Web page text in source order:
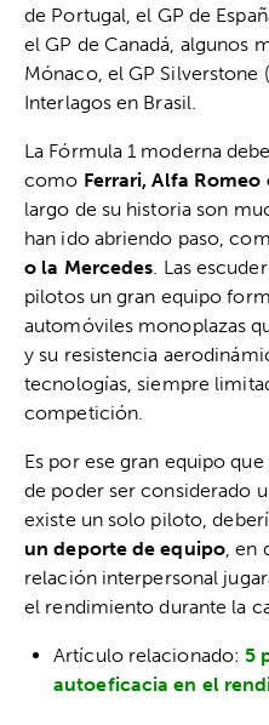
de Portugal, el GP de
el GP de Canadá, algunos
Mónaco, el GP Silverstone
Interlagos en Brasil.
La Fórmula 1 moderna
como Ferrari, Alfa Romeo
largo de su historia son
han ido abriendo paso,
o la Mercedes. Las
pilotos un gran equipo
automóviles monoplazas
y su resistencia
tecnologías, siempre
competición.
Es por ese gran equipo
de poder ser considerado
existe un solo piloto,
un deporte de equipo, en
relación interpersonal
el rendimiento durante la
Artículo relacionado:5
autoeficacia en el